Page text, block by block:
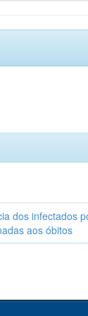
dos infectados
aos óbitos